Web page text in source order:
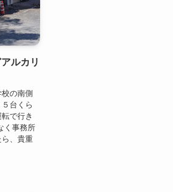
ルカリ
の南側
台くら
で行き
く事務所
、貴重